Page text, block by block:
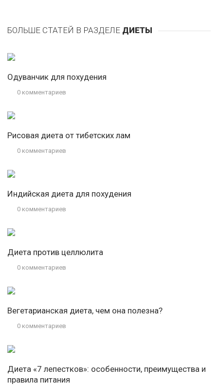
БОЛЬШЕ СТАТЕЙ В РАЗДЕЛЕ ДИЕТЫ
Одуванчик для похудения
0 комментариев
Рисовая диета от тибетских лам
0 комментариев
Индийская диета для похудения
0 комментариев
Диета против целлюлита
0 комментариев
Вегетарианская диета, чем она полезна?
0 комментариев
Диета «7 лепестков»: особенности, преимущества и
правила питания